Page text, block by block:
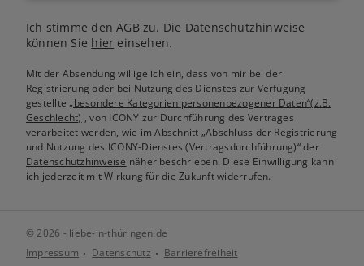
Ich stimme denAGB zu. Die Datenschutzhinweise
können Sie hier einsehen.
Mit der Absendung willige ich ein, dass von mir bei der
Registrierung oder bei Nutzung des Dienstes zur Verfügung
gestellte„besondere Kategorien personenbezogener Daten“(z.B.
Geschlecht) , von ICONY zur Durchführung des Vertrages
verarbeitet werden, wie im Abschnitt „Abschluss der Registrierung
und Nutzung des ICONY-Dienstes (Vertragsdurchführung)“ der
Datenschutzhinweise näher beschrieben. Diese Einwilligung kann
ich jederzeit mit Wirkung für die Zukunft widerrufen.
© 2026 - liebe-in-thüringen.de
Impressum
Datenschutz Barrierefreiheit